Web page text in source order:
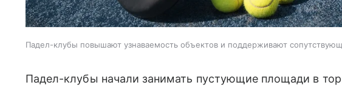
Падел-клубы повышают узнаваемость объектов и поддерживают
Падел-клубы начали занимать пустующие площади в